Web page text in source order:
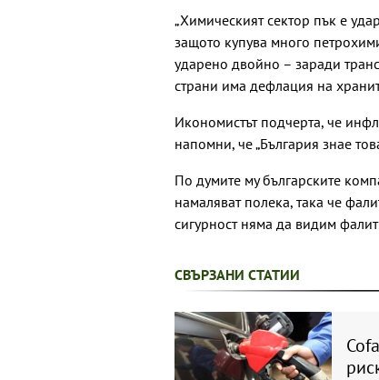
„Химическият сектор пък е
защото купува много
ударено двойно – заради
страни има дефлация на
Икономистът подчерта, че
напомни, че „България знае
По думите му българските
намаляват полека, така че
сигурност няма да видим
СВЪРЗАНИ СТАТИИ